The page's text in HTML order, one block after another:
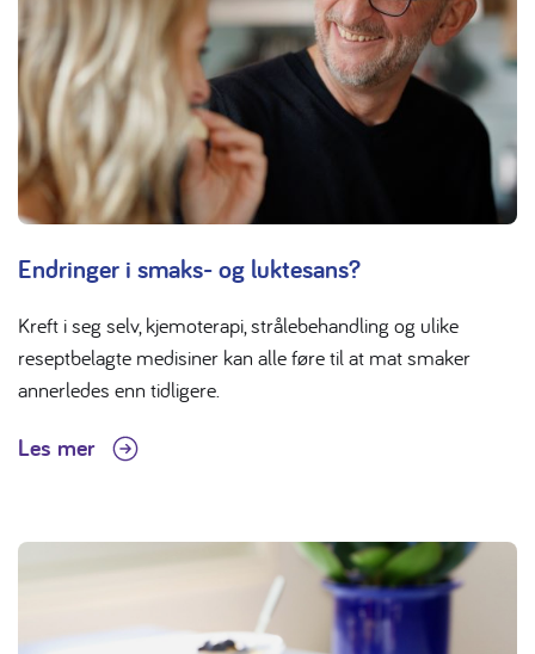
Endringer i smaks- og luktesans?
Kreft i seg selv, kjemoterapi, strålebehandling og ulike
reseptbelagte medisiner kan alle føre til at mat smaker
annerledes enn tidligere.
Les mer